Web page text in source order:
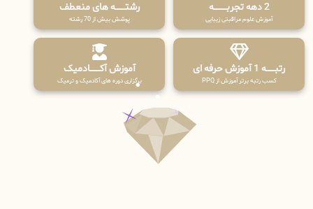
2 دهه تجربـــــــــه
آموزش علوم مراقبتی زیبایی
رشتـــــــه های منعطف
پوشش بیش از 70 رشته
رتبــــــه 1 آموزش حرفه ای
کسب رتبه برتر آموزش از PPQ
آموزش آکـــــــادمیک
برگزاری دوره های آکادمیک و ترمیک